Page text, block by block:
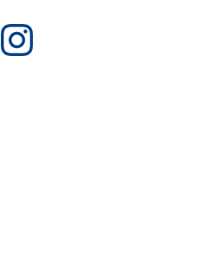
Instagram